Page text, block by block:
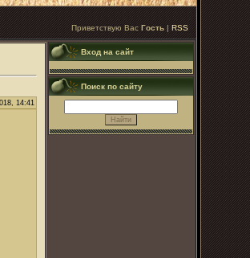
Приветствую Вас Гость| RSS
14:41
Вход на сайт
Поиск по сайту